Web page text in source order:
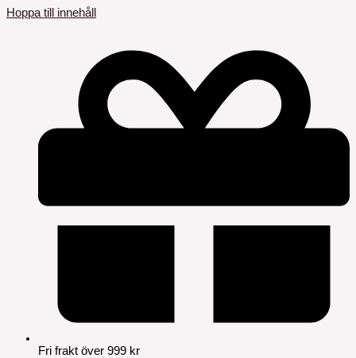
Hoppa till innehåll
Fri frakt över 999 kr